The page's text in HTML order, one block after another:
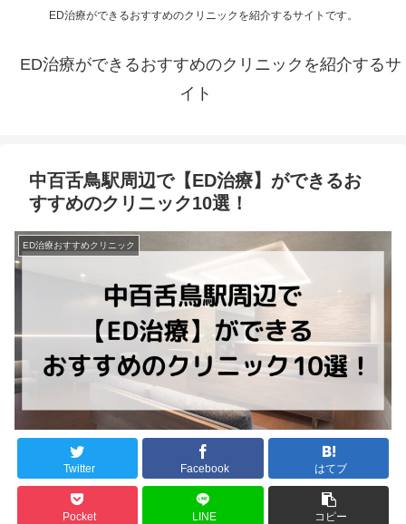
ED治療ができるおすすめのクリニックを紹介するサイトです。
ED治療ができるおすすめのクリニックを紹介するサ
イト
中百舌鳥駅周辺で【ED治療】ができるお
すすめのクリニック10選！
ED治療おすすめクリニック
Twitter Facebook はてブ
Pocket LINE コピー